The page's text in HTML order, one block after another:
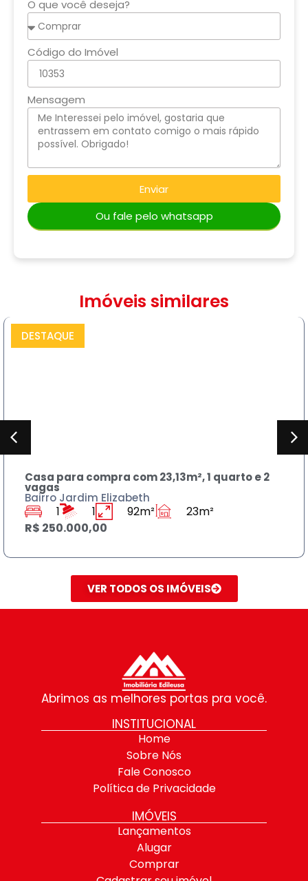
O que você deseja?
Código do Imóvel
Mensagem
Enviar
Ou fale pelo whatsapp
Imóveis similares
DESTAQUE
Casa para compra com 23,13m², 1 quarto e 2
vagas
Bairro Jardim Elizabeth
92m²
23m²
R$ 250.000,00
VER TODOS OS IMÓVEIS
Abrimos as melhores portas pra você.
INSTITUCIONAL
Home
Sobre Nós
Fale Conosco
Política de Privacidade
IMÓVEIS
Lançamentos
Alugar
Comprar